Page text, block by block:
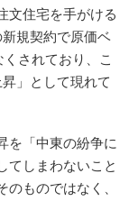
文住宅を手がける
規契約で原価ベ
されており、こ
」として現れて
を「中東の紛争に
てしまわないこと
ものではなく、